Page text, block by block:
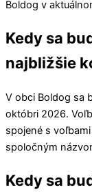
Boldog v
Kedy sa
najbližšie
V obci Boldog sa
októbri 2026.
spojené s
spoločným
Kedy sa